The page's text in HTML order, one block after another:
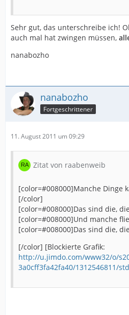
Sehr gut, das unterschreibe ich!
auch mal hat zwingen müssen,
nanabozho
nanabozho
Fortgeschrittener
11. August 2011 um 09:29
Zitat von raabenweib
[color=#008000]Manche Dinge
[/color]
[color=#008000]Das sind die,
[color=#008000]Und manche
[color=#008000]Das sind die,
[/color] [Blockierte Grafik:
http://u.jimdo.com/www32/o/
3a0cff3fa42fa40/1312546811/